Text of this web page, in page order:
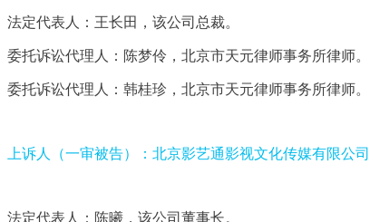
法定代表人：王长田，该公司总裁。
委托诉讼代理人：陈梦伶，北京市天元律师事务所律师。
委托诉讼代理人：韩桂珍，北京市天元律师事务所律师。
上诉人（一审被告）：北京影艺通影视文化传媒有限公司
法定代表人：陈曦，该公司董事长。